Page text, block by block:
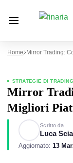
Home Mirror Trading:
STRATEGIE DI TRADING
Mirror
Migliori
Scritto da
Luca
Aggiornato: 13